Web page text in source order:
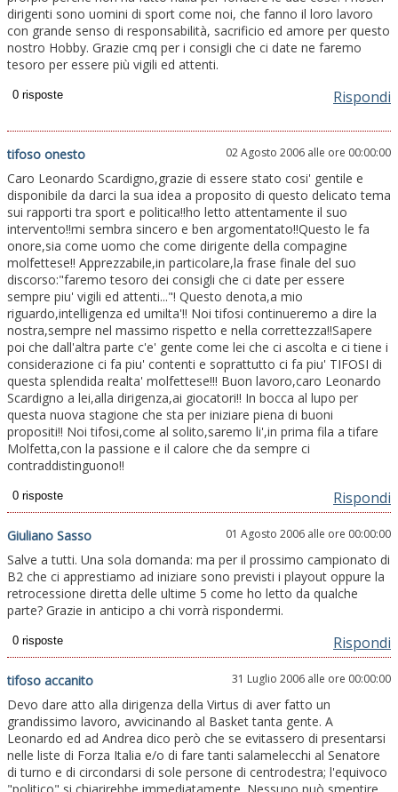
dirigenti sono uomini di sport come noi, che fanno il loro lavoro
con grande senso di responsabilità, sacrificio ed amore per questo
nostro Hobby. Grazie cmq per i consigli che ci date ne faremo
tesoro per essere più vigili ed attenti.
Rispondi
tifoso onesto 02 Agosto 2006 alle ore 00:00:00
Caro Leonardo Scardigno,grazie di essere stato cosi' gentile e
disponibile da darci la sua idea a proposito di questo delicato tema
sui rapporti tra sport e politica!!ho letto attentamente il suo
intervento!!mi sembra sincero e ben argomentato!!Questo le fa
onore,sia come uomo che come dirigente della compagine
molfettese!! Apprezzabile,in particolare,la frase finale del suo
discorso:"faremo tesoro dei consigli che ci date per essere
sempre piu' vigili ed attenti..."! Questo denota,a mio
riguardo,intelligenza ed umilta'!! Noi tifosi continueremo a dire la
nostra,sempre nel massimo rispetto e nella correttezza!!Sapere
poi che dall'altra parte c'e' gente come lei che ci ascolta e ci tiene i
considerazione ci fa piu' contenti e soprattutto ci fa piu' TIFOSI di
questa splendida realta' molfettese!!! Buon lavoro,caro Leonardo
Scardigno a lei,alla dirigenza,ai giocatori!! In bocca al lupo per
questa nuova stagione che sta per iniziare piena di buoni
propositi!! Noi tifosi,come al solito,saremo li',in prima fila a tifare
Molfetta,con la passione e il calore che da sempre ci
contraddistinguono!!
Rispondi
Giuliano Sasso 01 Agosto 2006 alle ore 00:00:00
Salve a tutti. Una sola domanda: ma per il prossimo campionato di
B2 che ci apprestiamo ad iniziare sono previsti i playout oppure la
retrocessione diretta delle ultime 5 come ho letto da qualche
parte? Grazie in anticipo a chi vorrà rispondermi.
Rispondi
tifoso accanito 31 Luglio 2006 alle ore 00:00:00
Devo dare atto alla dirigenza della Virtus di aver fatto un
grandissimo lavoro, avvicinando al Basket tanta gente. A
Leonardo ed ad Andrea dico però che se evitassero di presentarsi
nelle liste di Forza Italia e/o di fare tanti salamelecchi al Senatore
di turno e di circondarsi di sole persone di centrodestra; l'equivoco